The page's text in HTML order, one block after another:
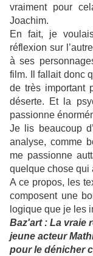
vraiment pour
Joachim.
En fait, je
réflexion sur
à ses
film. Il fallait donc
de très important
déserte. Et la
passionne
Je lis beaucoup
analyse, comme
me passionne
quelque chose qui
A ce propos, les
composent une
logique que je les
Baz'art : La vraie
jeune acteur
pour le dénicher